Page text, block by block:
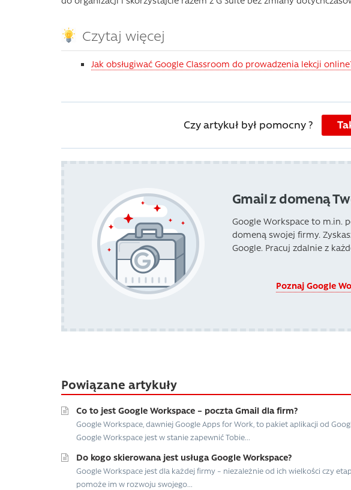
Czytaj więcej
Jak obsługiwać Google Classroom do prowadzenia lekcji
Czy artykuł był pomocny ?
Gmail z domeną
Google Workspace to m.in.
domeną swojej firmy.
Google. Pracuj zdalnie z
Poznaj Google
Powiązane artykuły
Co to jest Google Workspace – poczta Gmail dla firm?
Google Workspace, dawniej Google Apps for Work, to pakiet aplikacji od
Google Workspace jest w stanie zapewnić Tobie...
Do kogo skierowana jest usługa Google Workspace?
Google Workspace jest dla każdej firmy – niezależnie od ich wielkości czy
pomoże im w rozwoju swojego...